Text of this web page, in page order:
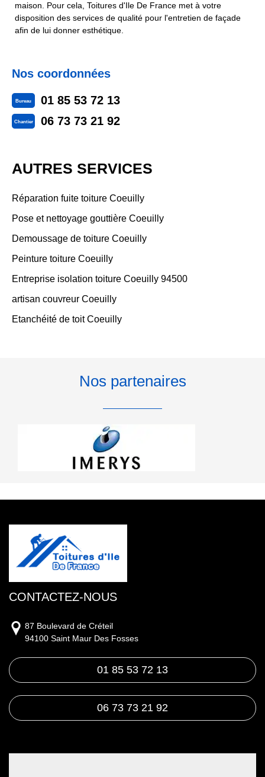
maison. Pour cela, Toitures d'Ile De France met à votre
disposition des services de qualité pour l'entretien de façade
afin de lui donner esthétique.
Nos coordonnées
Bureau 01 85 53 72 13
Chantier 06 73 73 21 92
AUTRES SERVICES
Réparation fuite toiture Coeuilly
Pose et nettoyage gouttière Coeuilly
Demoussage de toiture Coeuilly
Peinture toiture Coeuilly
Entreprise isolation toiture Coeuilly 94500
artisan couvreur Coeuilly
Etanchéité de toit Coeuilly
Nos partenaires
CONTACTEZ-NOUS
87 Boulevard de Créteil
94100 Saint Maur Des Fosses
01 85 53 72 13
06 73 73 21 92